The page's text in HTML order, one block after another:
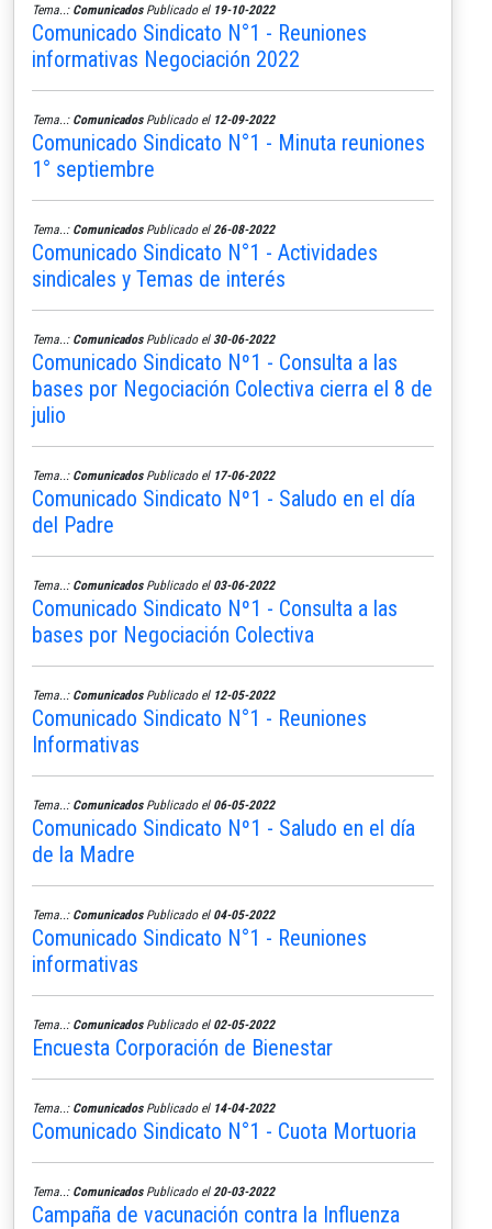
Tema..: ComunicadosPublicado el 19-10-2022
Comunicado Sindicato N°1 - Reuniones
informativas Negociación 2022
Tema..: ComunicadosPublicado el 12-09-2022
Comunicado Sindicato N°1 - Minuta reuniones
1° septiembre
Tema..: ComunicadosPublicado el 26-08-2022
Comunicado Sindicato N°1 - Actividades
sindicales y Temas de interés
Tema..: ComunicadosPublicado el 30-06-2022
Comunicado Sindicato Nº1 - Consulta a las
bases por Negociación Colectiva cierra el 8 de
julio
Tema..: ComunicadosPublicado el 17-06-2022
Comunicado Sindicato Nº1 - Saludo en el día
del Padre
Tema..: ComunicadosPublicado el 03-06-2022
Comunicado Sindicato Nº1 - Consulta a las
bases por Negociación Colectiva
Tema..: ComunicadosPublicado el 12-05-2022
Comunicado Sindicato N°1 - Reuniones
Informativas
Tema..: ComunicadosPublicado el 06-05-2022
Comunicado Sindicato Nº1 - Saludo en el día
de la Madre
Tema..: ComunicadosPublicado el 04-05-2022
Comunicado Sindicato N°1 - Reuniones
informativas
Tema..: ComunicadosPublicado el 02-05-2022
Encuesta Corporación de Bienestar
Tema..: ComunicadosPublicado el 14-04-2022
Comunicado Sindicato N°1 - Cuota Mortuoria
Tema..: ComunicadosPublicado el 20-03-2022
Campaña de vacunación contra la Influenza